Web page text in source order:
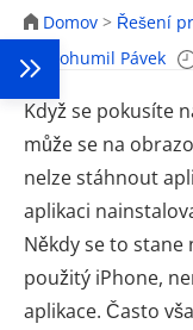
Domov > Řešení
Bohumil Pávek
Když se pokusíte
může se na
nelze stáhnout
aplikaci
Někdy se to stane
použitý iPhone,
aplikace. Často